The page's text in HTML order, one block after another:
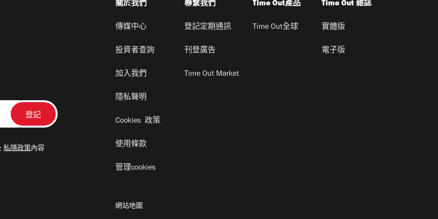
私隱政策內容
關於我們
傳媒中心
投資者查詢
加入我們
隱私聲明
Cookies 政策
使用條款
管理cookies
聯繫我們
登記定期通訊
刊登廣告
Time Out Market
Time Out產品
Time Out全球
Time Out 雜誌
實體版
電子版
網站地圖